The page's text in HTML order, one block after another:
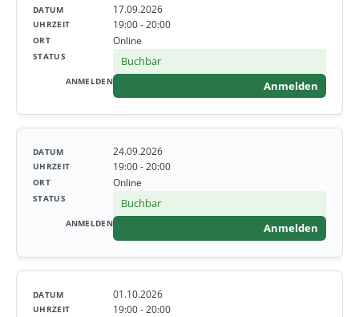
17.09.2026
19:00 - 20:00
Online
Buchbar
Anmelden
24.09.2026
19:00 - 20:00
Online
Buchbar
Anmelden
01.10.2026
19:00 - 20:00